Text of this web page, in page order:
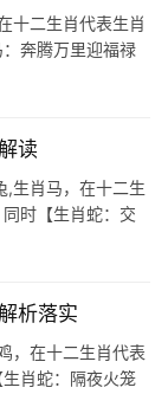
十二生肖代表生肖
奔腾万里迎福禄
缘桃花，属马者天
读
,生肖马，在十二生
时【生肖蛇：交
佳诠释者，蛇类
析落实
，在十二生肖代表
肖蛇：隔夜火笼